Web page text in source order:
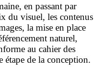
en passant par
du visuel, les contenus
la mise en place
naturel,
au cahier des
étape de la conception.